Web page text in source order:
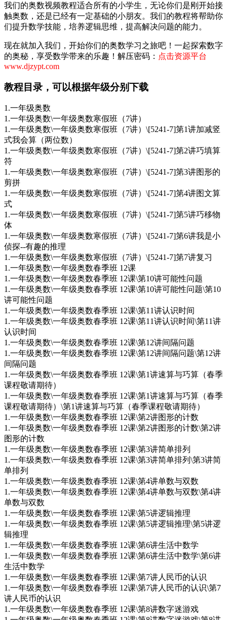
我们的奥数视频教程适合所有的小学生，无论你们是刚开始接
触奥数，还是已经有一定基础的小朋友。我们的教程将帮助你
们提升数学技能，培养逻辑思维，提高解决问题的能力。
现在就加入我们，开始你们的奥数学习之旅吧！一起探索数字
的奥秘，享受数学带来的乐趣！解压密码： 点击资源平台
www.djzypt.com
教程目录，可以根据年级分别下载
1.一年级奥数
1.一年级奥数\一年级奥数寒假班（7讲）
1.一年级奥数\一年级奥数寒假班（7讲）\[5241-7]第1讲加减竖
式我会算（两位数）
1.一年级奥数\一年级奥数寒假班（7讲）\[5241-7]第2讲巧填算
符
1.一年级奥数\一年级奥数寒假班（7讲）\[5241-7]第3讲图形的
剪拼
1.一年级奥数\一年级奥数寒假班（7讲）\[5241-7]第4讲图文算
式
1.一年级奥数\一年级奥数寒假班（7讲）\[5241-7]第5讲巧移物
体
1.一年级奥数\一年级奥数寒假班（7讲）\[5241-7]第6讲我是小
侦探--有趣的推理
1.一年级奥数\一年级奥数寒假班（7讲）\[5241-7]第7讲复习
1.一年级奥数\一年级奥数春季班 12课
1.一年级奥数\一年级奥数春季班 12课\第10讲可能性问题
1.一年级奥数\一年级奥数春季班 12课\第10讲可能性问题\第10
讲可能性问题
1.一年级奥数\一年级奥数春季班 12课\第11讲认识时间
1.一年级奥数\一年级奥数春季班 12课\第11讲认识时间\第11讲
认识时间
1.一年级奥数\一年级奥数春季班 12课\第12讲间隔问题
1.一年级奥数\一年级奥数春季班 12课\第12讲间隔问题\第12讲
间隔问题
1.一年级奥数\一年级奥数春季班 12课\第1讲速算与巧算（春季
课程敬请期待）
1.一年级奥数\一年级奥数春季班 12课\第1讲速算与巧算（春季
课程敬请期待）\第1讲速算与巧算（春季课程敬请期待）
1.一年级奥数\一年级奥数春季班 12课\第2讲图形的计数
1.一年级奥数\一年级奥数春季班 12课\第2讲图形的计数\第2讲
图形的计数
1.一年级奥数\一年级奥数春季班 12课\第3讲简单排列
1.一年级奥数\一年级奥数春季班 12课\第3讲简单排列\第3讲简
单排列
1.一年级奥数\一年级奥数春季班 12课\第4讲单数与双数
1.一年级奥数\一年级奥数春季班 12课\第4讲单数与双数\第4讲
单数与双数
1.一年级奥数\一年级奥数春季班 12课\第5讲逻辑推理
1.一年级奥数\一年级奥数春季班 12课\第5讲逻辑推理\第5讲逻
辑推理
1.一年级奥数\一年级奥数春季班 12课\第6讲生活中数学
1.一年级奥数\一年级奥数春季班 12课\第6讲生活中数学\第6讲
生活中数学
1.一年级奥数\一年级奥数春季班 12课\第7讲人民币的认识
1.一年级奥数\一年级奥数春季班 12课\第7讲人民币的认识\第7
讲人民币的认识
1.一年级奥数\一年级奥数春季班 12课\第8讲数字迷游戏